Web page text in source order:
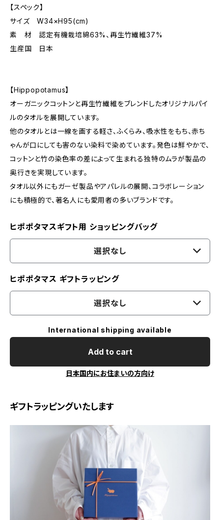
【スペック】
サイズ W34×H95(cm)
素 材 認定有機栽培綿63%、再生竹繊維37%
生産国 日本
【Hippopotamus】
オーガニックコットンと再生竹繊維をブレンドしたオリジナルパイ
ルのタオルを展開しています。
他のタオルとは一線を画する軽さ、ふくらみ、吸水性をもち、赤ち
ゃんが口にしても害のない染料で染めています。発色は鮮やかで、
コットンと竹の染色率の差によって生まれる独特のムラが製品の
奥行きを実現しています。
タオル以外にもガーゼ製品やアパレルの展開、コラボレーション
にも積極的で、著名人にも愛用者の多いブランドです。
ヒポポタマスギフト用 ショッピングバッグ
選択なし
ヒポポタマス ギフトラッピング
選択なし
International shipping available
Add to cart
日本国内にお住まいの方向け
ギフトラッピングいたします